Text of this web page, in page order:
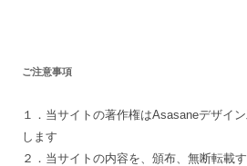
ご注意事項
１．当サイトの著作権はAsasaneデザイ
します
２．当サイトの内容を、頒布、無断転載